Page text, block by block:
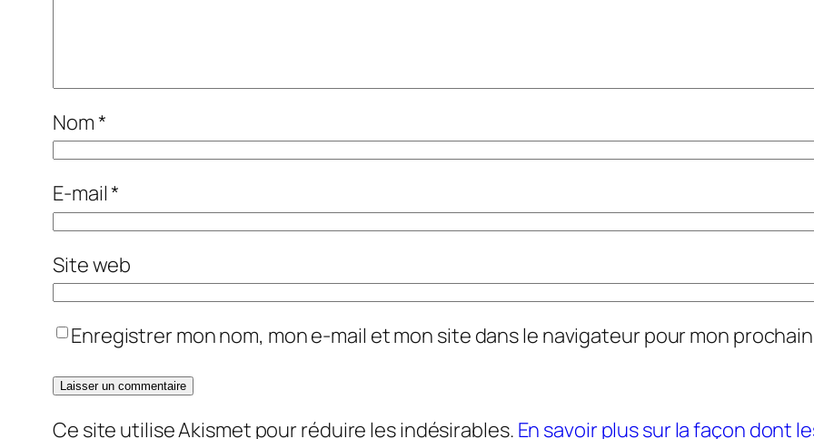
Nom*
E-mail*
Site web
Enregistrer mon nom, mon e-mail et mon site dans le navigateur pour mon
Ce site utilise Akismet pour réduire les indésirables. En savoir plus sur la façon dont